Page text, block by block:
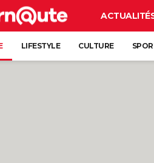
LIFESTYLE CULTURE